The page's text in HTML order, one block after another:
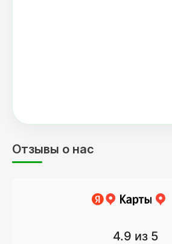
Отзывы о нас
4.9 из 5